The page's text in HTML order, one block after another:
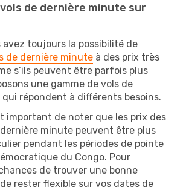
de dernière minute sur
avez toujours la possibilité de
de dernière minute à des prix très
s’ils peuvent être parfois plus
une gamme de vols de
répondent à différents besoins.
important de noter que les prix des
minute peuvent être plus
pendant les périodes de pointe
du Congo. Pour
de trouver une bonne
rester flexible sur vos dates de